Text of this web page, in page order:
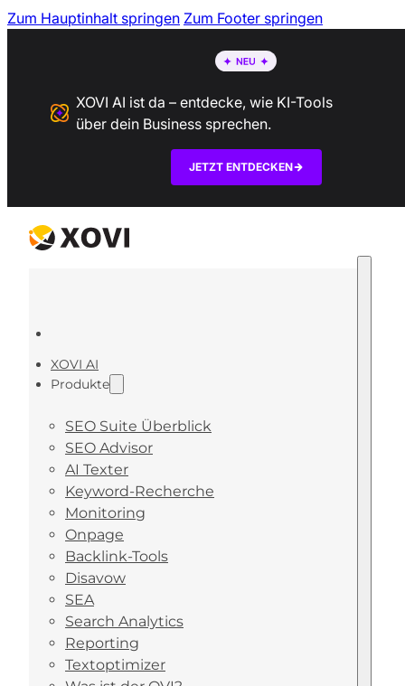
Zum Hauptinhalt springen Zum Footer springen
XOVI AI ist da – entdecke, wie KI-Tools
über dein Business sprechen.
JETZT ENTDECKEN
XOVI AI
Produkte
SEO Suite Überblick
SEO Advisor
AI Texter
Keyword-Recherche
Monitoring
Onpage
Backlink-Tools
Disavow
SEA
Search Analytics
Reporting
Textoptimizer